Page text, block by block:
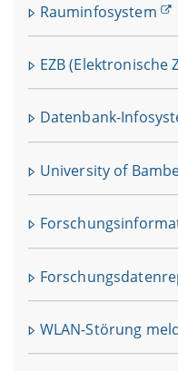
Rauminfosystem
EZB
Datenbank-
University of
WLAN-Störung